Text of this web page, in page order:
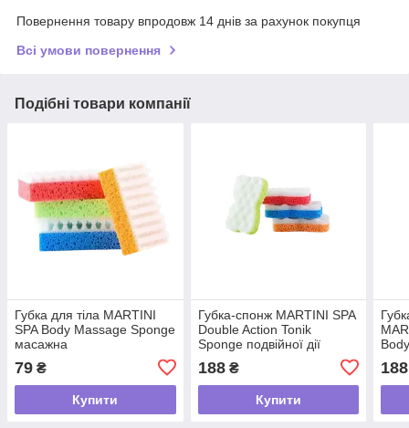
Повернення товару впродовж 14 днів за рахунок покупця
Всі умови повернення
Подібні товари компанії
Губка для тіла MARTINI
SPA Body Massage Sponge
масажна
79 ₴
Купити
Губка-спонж MARTINI SPA
Double Action Tonik
Sponge подвійної дії
188₴
Купити
188